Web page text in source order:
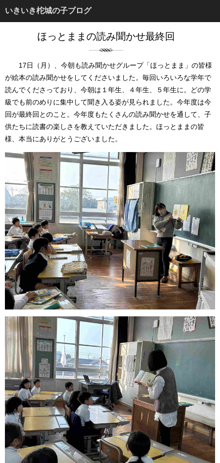
いきいき柁城の子ブログ
ほっとままの読み聞かせ最終回
17日（月）、今朝も読み聞かせグループ「ほっとまま」の皆様
が絵本の読み聞かせをしてくださいました。毎回いろいろな学年で
読んでくださっており、今朝は１年生、４年生、５年生に。どの学
級でも前のめりに集中して聞き入る姿が見られました。今年度は今
回が最終回とのこと。今年度もたくさんの読み聞かせを通して、子
供たちに読書の楽しさを教えていただきました。ほっとままの皆
様、本当にありがとうございました。